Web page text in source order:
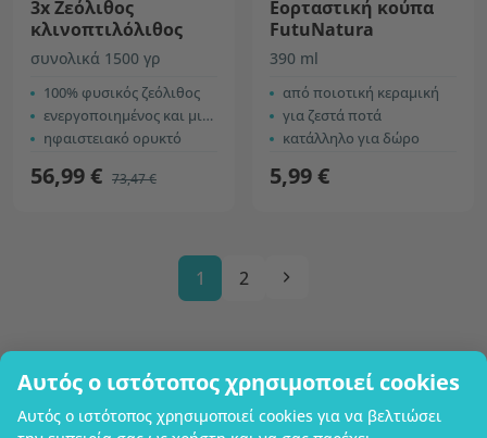
Αυτός ο ιστότοπος χρησιμοποιεί cookies
Αυτός ο ιστότοπος χρησιμοποιεί cookies για να βελτιώσει
3x Ζεόλιθος
κλινοπτιλόλιθος
συνολικά 1500 γρ
100% φυσικός ζεόλιθος
ενεργοποιημένος και μικρονισμένος
ηφαιστειακό ορυκτό
56,99 € 73,47 €
Εορταστική κούπα
FutuNatura
390 ml
από ποιοτική κεραμική
για ζεστά ποτά
κατάλληλο για δώρο
5,99 €
1 2
Επωνυμία επιχείρησης